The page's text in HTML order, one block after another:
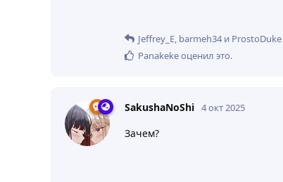
Jeffrey_E, barmeh34 и ProstoDuke
Panakekeоценил это.
SakushaNoShi 4 окт 2025
Зачем?